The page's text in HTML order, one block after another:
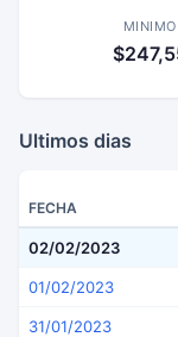
MINIMO
Ultimos dias
FECHA
02/02/2023
01/02/2023
31/01/2023